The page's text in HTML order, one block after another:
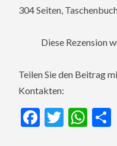
304 Seiten,
Diese Rezension
Teilen Sie den Beitrag
Kontakten:
Facebook
Twitter